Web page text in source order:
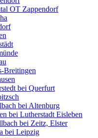
OT Zappendorf
Breitingen
bei Querfurt
bei Altenburg
bei Lutherstadt Eisleben
bei Zeitz, Elster
bei Leipzig